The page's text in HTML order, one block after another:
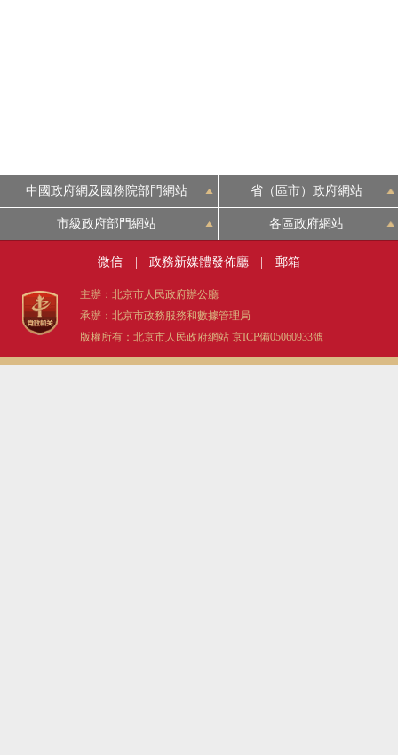
中國政府網及國務院部門網站 省（區市）政府網站
市級政府部門網站 各區政府網站
微信 政務新媒體發佈廳 郵箱
主辦：北京市人民政府辦公廳
承辦：北京市政務服務和數據管理局
版權所有：北京市人民政府網站 京ICP備05060933號